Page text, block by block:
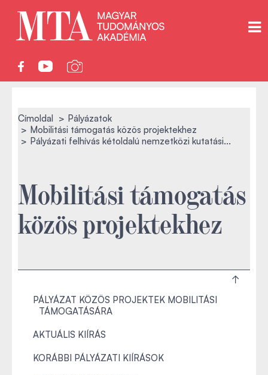
Címoldal
Pályázatok
Mobilitási támogatás közös projektekhez
Pályázati felhívás kétoldalú nemzetközi kutatási...
Mobilitási támogatás
közös projektekhez
PÁLYÁZAT KÖZÖS PROJEKTEK MOBILITÁSI
TÁMOGATÁSÁRA
AKTUÁLIS KIÍRÁS
KORÁBBI PÁLYÁZATI KIÍRÁSOK